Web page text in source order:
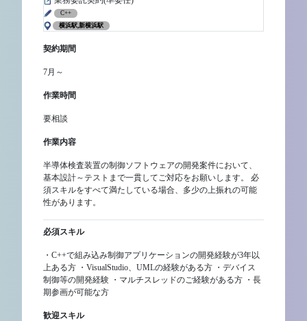
C++
横浜駅,新横浜駅
契約期間
7月～
作業時間
要相談
作業内容
半導体検査装置の制御ソフトウェアの開発案件において、
基本設計～テストまで一貫してご対応をお願いします。 必
須スキルをすべて満たしている場合、多少の上振れの可能
性があります。
必須スキル
・C++で組み込み制御アプリケーションの開発経験が3年以
上ある方 ・VisualStudio、UMLの経験がある方 ・デバイス
制御等の開発経験 ・マルチスレッドのご経験がある方 ・長
期参画が可能な方
歓迎スキル